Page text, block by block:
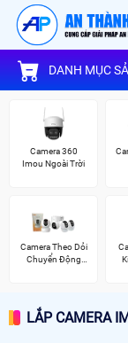
DANH MỤC
Camera 360
Imou Ngoài Trời
Camera Theo Dỏi
Chuyển Động
LẮP CAMERA